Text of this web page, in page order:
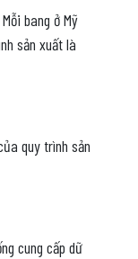
bang ở Mỹ
sản xuất là
quy trình sản
cung cấp dữ